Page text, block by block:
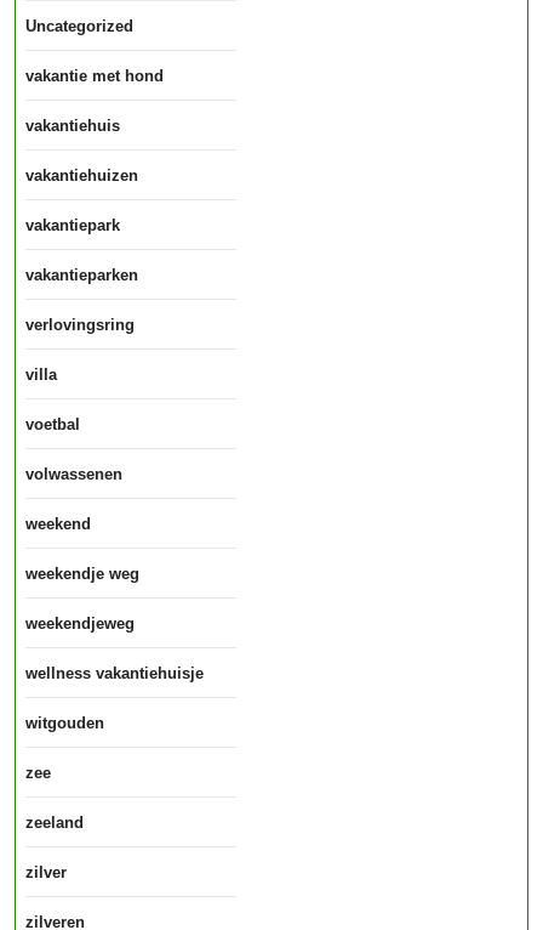
Uncategorized
vakantie met hond
vakantiehuis
vakantiehuizen
vakantiepark
vakantieparken
verlovingsring
villa
voetbal
volwassenen
weekend
weekendje weg
weekendjeweg
wellness vakantiehuisje
witgouden
zee
zeeland
zilver
zilveren